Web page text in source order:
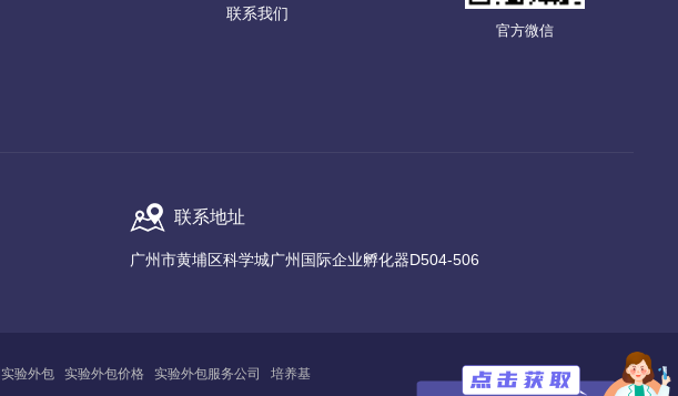
联系我们
官方微信
联系地址
广州市黄埔区科学城广州国际企业孵化器D504-506
实验外包 实验外包价格 实验外包服务公司 培养基